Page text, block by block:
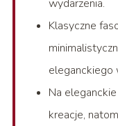
wydarzenia.
Klasyczne
eleganckiego
Na
kreacje,